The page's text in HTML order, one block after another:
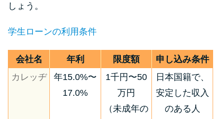
しょう。
学生ローンの利用条件
会社名 年利 限度額
申し込み条件
カレッヂ
年15.0%〜
17.0%
1千円〜50
万円
（未成年の
日本国籍で、
安定した収入
のある人